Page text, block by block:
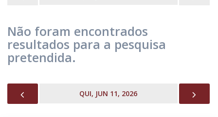
Não foram encontrados
resultados para a pesquisa
pretendida.
QUI, JUN 11, 2026